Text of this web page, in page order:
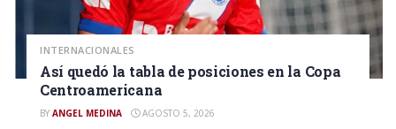
INTERNACIONALES
Así quedó la tabla de posiciones en la Copa
Centroamericana
BY ANGEL MEDINA AGOSTO 5, 2026